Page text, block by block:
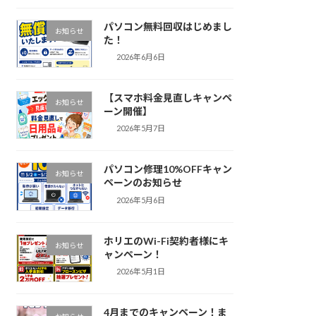
お知らせ
パソコン無料回収はじめまし
た！
2026年6月6日
お知らせ
【スマホ料金見直しキャンペ
ーン開催】
2026年5月7日
お知らせ
パソコン修理10%OFFキャン
ペーンのお知らせ
2026年5月6日
お知らせ
ホリエのWi-Fi契約者様にキ
ャンペーン！
2026年5月1日
4月までのキャンペーン！ま